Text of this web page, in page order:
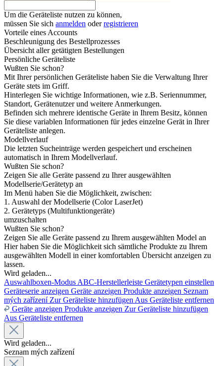
Um die Geräteliste nutzen zu können,
müssen Sie sich anmelden oderregistrieren
Vorteile eines Accounts
Beschleunigung des Bestellprozesses
Übersicht aller getätigten Bestellungen
Persönliche Geräteliste
Wußten Sie schon?
Mit Ihrer persönlichen Geräteliste haben Sie die Verwaltung Ihrer
Geräte stets im Griff.
Hinterlegen Sie wichtige Informationen, wie z.B. Seriennummer,
Standort, Gerätenutzer und weitere Anmerkungen.
Befinden sich mehrere identische Geräte in Ihrem Besitz, können
Sie diese variablen Informationen für jedes einzelne Gerät in Ihrer
Geräteliste anlegen.
Modellverlauf
Die letzten Sucheinträge werden gespeichert und erscheinen
automatisch in Ihrem Modellverlauf.
Wußten Sie schon?
Zeigen Sie alle Geräte passend zu Ihrer ausgewählten
Modellserie/Gerätetyp an
Im Menü haben Sie die Möglichkeit, zwischen:
1. Auswahl der Modellserie (Color LaserJet)
2. Gerätetyps (Multifunktiongeräte)
umzuschalten
Wußten Sie schon?
Zeigen Sie alle Geräte passend zu Ihrem ausgewählten Model an
Hier haben Sie die Möglichkeit sich sämtliche Produkte zu Ihrem
ausgewählten Modell in einer komfortablen Übersicht anzeigen zu
lassen.
Wird geladen...
Auswahlboxen-Modus ABC-Herstellerleiste Gerätetypen einstellen
Geräteserie anzeigen Geräte anzeigen Produkte anzeigen Seznam
mých zařízení Zur Geräteliste hinzufügen Aus Geräteliste entfernen
Geräte anzeigen Produkte anzeigen Zur Geräteliste hinzufügen
Aus Geräteliste entfernen
Wird geladen...
Seznam mých zařízení